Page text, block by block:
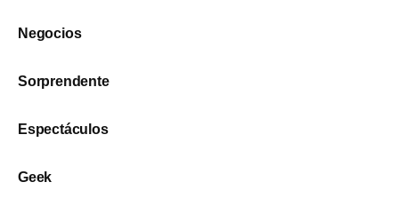
Negocios
Sorprendente
Espectáculos
Geek